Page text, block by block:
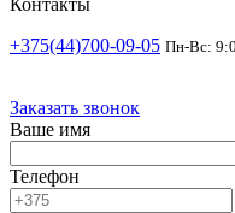
Контакты
+375(44)700-09-05 Пн-Вс:
Заказать звонок
Ваше имя
Телефон